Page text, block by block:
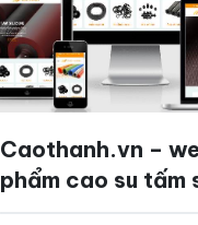
Caothanh.vn –
phẩm cao su tấm